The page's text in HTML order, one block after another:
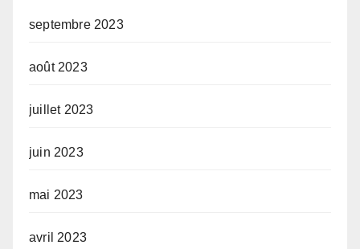
septembre 2023
août 2023
juillet 2023
juin 2023
mai 2023
avril 2023